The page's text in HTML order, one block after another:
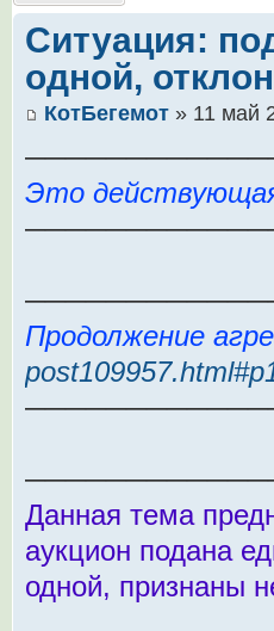
Ситуация:
одной,
КотБегемот » 11 май
Это
Продолжение
Данная тема
аукцион подана
одной, признаны